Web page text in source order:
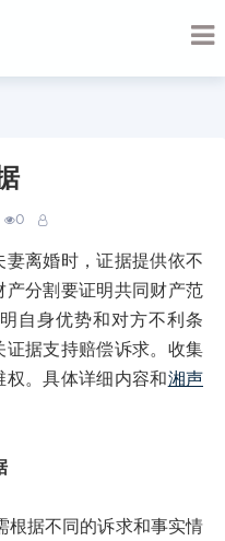
0
离婚时，证据提供依不
产分割要证明共同财产范
自身优势和对方不利条
据支持赔偿诉求。收集
。具体详细内容和湘声
据不同的诉求和事实情